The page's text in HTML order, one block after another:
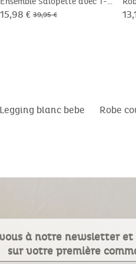
shirt, Coton
15,98 € 39,95 €
Legging blanc bebe
Robe
à notre newsletter et
sur votre première